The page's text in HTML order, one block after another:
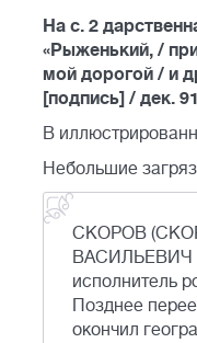
На с. 2
«Рыженький, /
мой дорогой / и
[подпись] / дек.
В
Небольшие
СКОРОВ
ВАСИЛЬЕВИЧ
исполнитель
Позднее
окончил